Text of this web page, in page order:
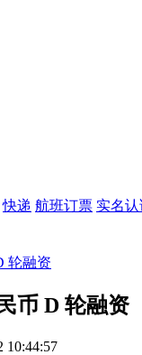
快递 航班订票 实名认
轮融资
币 D 轮融资
10:44:57